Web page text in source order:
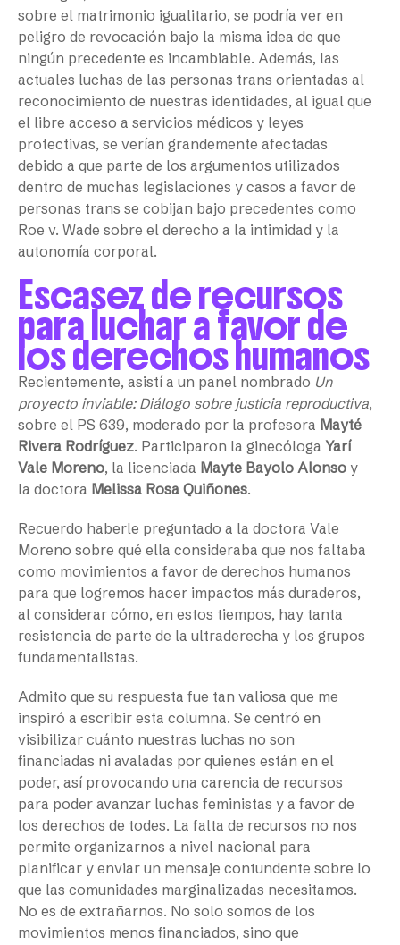
sobre el matrimonio igualitario, se podría ver en
peligro de revocación bajo la misma idea de que
ningún precedente es incambiable. Además, las
actuales luchas de las personas trans orientadas al
reconocimiento de nuestras identidades, al igual que
el libre acceso a servicios médicos y leyes
protectivas, se verían grandemente afectadas
debido a que parte de los argumentos utilizados
dentro de muchas legislaciones y casos a favor de
personas trans se cobijan bajo precedentes como
Roe v. Wade sobre el derecho a la intimidad y la
autonomía corporal.
Escasez de recursos
para luchar a favor de
los derechos humanos
Recientemente, asistí a un panel nombrado Un
proyecto inviable: Diálogo sobre justicia reproductiva,
sobre el PS 639, moderado por la profesora Mayté
Rivera Rodríguez. Participaron la ginecóloga Yarí
Vale Moreno, la licenciada Mayte Bayolo Alonso y
la doctora Melissa Rosa Quiñones.
Recuerdo haberle preguntado a la doctora Vale
Moreno sobre qué ella consideraba que nos faltaba
como movimientos a favor de derechos humanos
para que logremos hacer impactos más duraderos,
al considerar cómo, en estos tiempos, hay tanta
resistencia de parte de la ultraderecha y los grupos
fundamentalistas.
Admito que su respuesta fue tan valiosa que me
inspiró a escribir esta columna. Se centró en
visibilizar cuánto nuestras luchas no son
financiadas ni avaladas por quienes están en el
poder, así provocando una carencia de recursos
para poder avanzar luchas feministas y a favor de
los derechos de todes. La falta de recursos no nos
permite organizarnos a nivel nacional para
planificar y enviar un mensaje contundente sobre lo
que las comunidades marginalizadas necesitamos.
No es de extrañarnos. No solo somos de los
movimientos menos financiados, sino que